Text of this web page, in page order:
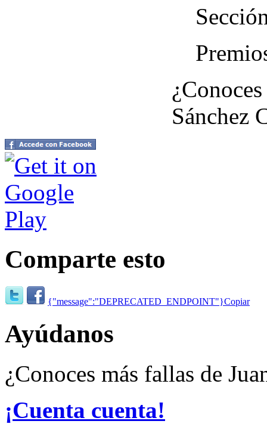
Sánchez
Comparte esto
{"message":"DEPRECATED_ENDPOINT"}Copiar
Ayúdanos
¿Conoces más fallas de
¡Cuenta cuenta!